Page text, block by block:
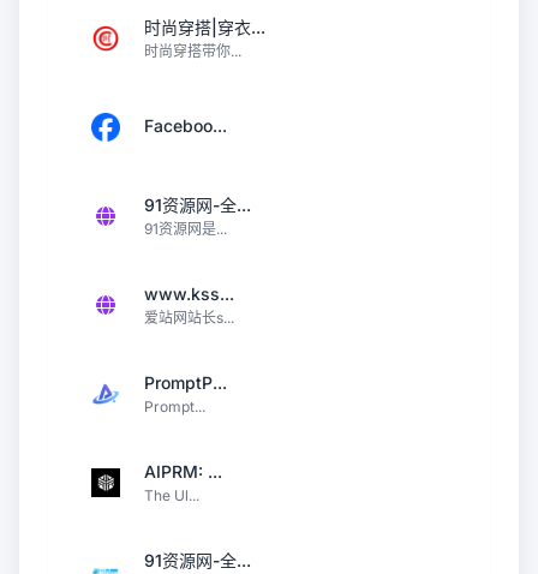
时尚穿搭|穿衣...
时尚穿搭带你...
Faceboo...
91资源网-全...
91资源网是...
www.kss...
爱站网站长s...
PromptP...
Prompt...
AIPRM: ...
The Ul...
91资源网-全...